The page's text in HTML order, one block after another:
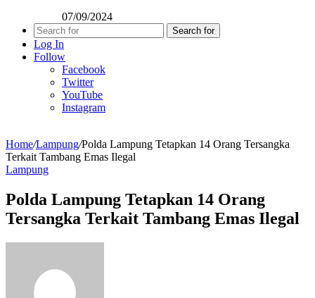
07/09/2024
Search for
Log In
Follow
Facebook
Twitter
YouTube
Instagram
Home/Lampung/Polda Lampung Tetapkan 14 Orang Tersangka
Terkait Tambang Emas Ilegal
Lampung
Polda Lampung Tetapkan 14 Orang
Tersangka Terkait Tambang Emas Ilegal